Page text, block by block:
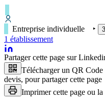
Entreprise individuelle ‣
1 établissement
Partager cette page sur
Télécharger un QR
devis, pour partager cette page
Imprimer cette page ou